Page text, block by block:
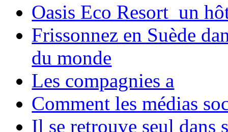
Oasis Eco Resort un
Frissonnez en Suède
du monde
Les compagnies a
Comment les médias
Il se retrouve seul dans